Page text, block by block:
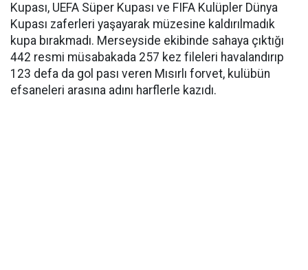
Kupası, UEFA Süper Kupası ve FIFA Kulüpler Dünya
Kupası zaferleri yaşayarak müzesine kaldırılmadık
kupa bırakmadı. Merseyside ekibinde sahaya çıktığı
442 resmi müsabakada 257 kez fileleri havalandırıp
123 defa da gol pası veren Mısırlı forvet, kulübün
efsaneleri arasına adını harflerle kazıdı.